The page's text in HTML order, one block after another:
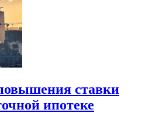
ставки
ипотеке